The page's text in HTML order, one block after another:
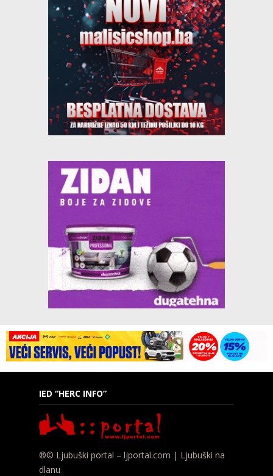
IED “HERC INFO”
®© Ljubuški portal – ljportal.com | Ljubuški na
dlanu